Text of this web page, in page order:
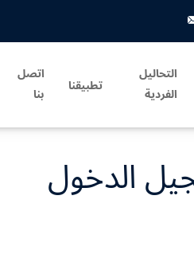
التحاليل
الفردية تطبيقنا اتصل
بنا
الدخول